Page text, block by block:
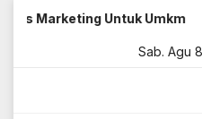
SkipUntuk Umkm
Sab. Agu